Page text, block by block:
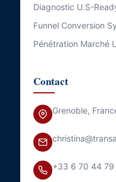
Diagnostic U.S-
Funnel Conversion
Pénétration Marché
Contact
Grenoble,
+33 6 70 44 79